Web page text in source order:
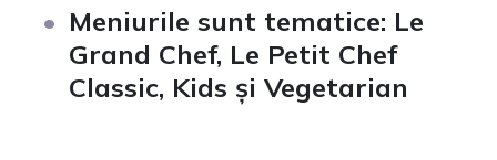
Meniurile sunt tematice: Le
Grand Chef, Le Petit Chef
Classic, Kids și Vegetarian